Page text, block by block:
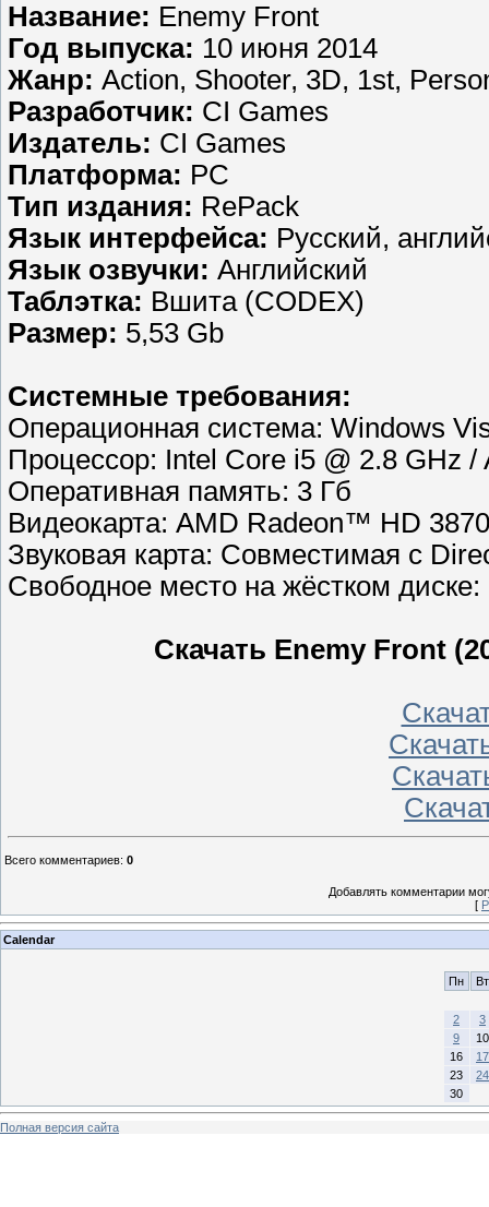
Название: Enemy Front
Год выпуска: 10 июня 2014
Жанр: Action, Shooter, 3D, 1st,
Разработчик: CI Games
Издатель: CI Games
Платформа: РС
Тип издания: RePack
Язык интерфейса: Русский,
Язык озвучки: Английский
Таблэтка: Вшита (CODEX)
Размер: 5,53 Gb
Системные требования:
Операционная система: Windows
Процессор: Intel Core i5 @ 2.8 GHz
Оперативная память: 3 Гб
Видеокарта: AMD Radeon™ HD
Звуковая карта: Совместимая с
Свободное место на жёстком
Скачать Enemy Front
Всего комментариев: 0
Добавлять комментарии
[
Calendar
Пн Вт
2
3
9
10
16
17
23
24
30
Полная версия сайта